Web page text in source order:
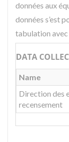
données aux
données s’est
tabulation avec
DATA
Name
Direction des
recensement